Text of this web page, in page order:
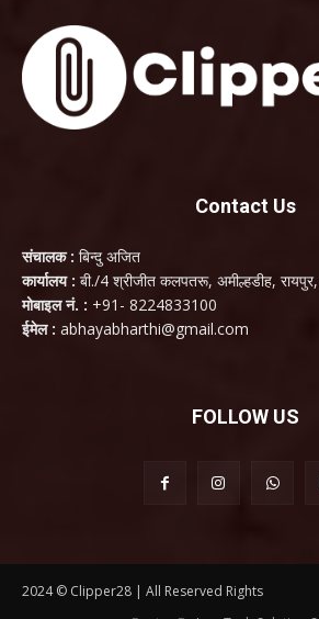
Contact Us
संचालक : बिन्दु अजित
कार्यालय : बी./4 श्रीजीत कलपतरू, अमील्हडीह,
मोबाइल नं. : +91- 8224833100
ईमेल : abhayabharthi@gmail.com
FOLLOW US
2024 © Clipper28 | All Reserved Rights